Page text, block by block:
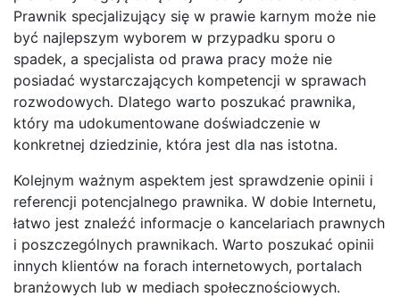
Prawnik specjalizujący się w prawie karnym może nie
być najlepszym wyborem w przypadku sporu o
spadek, a specjalista od prawa pracy może nie
posiadać wystarczających kompetencji w sprawach
rozwodowych. Dlatego warto poszukać prawnika,
który ma udokumentowane doświadczenie w
konkretnej dziedzinie, która jest dla nas istotna.
Kolejnym ważnym aspektem jest sprawdzenie opinii i
referencji potencjalnego prawnika. W dobie Internetu,
łatwo jest znaleźć informacje o kancelariach prawnych
i poszczególnych prawnikach. Warto poszukać opinii
innych klientów na forach internetowych, portalach
branżowych lub w mediach społecznościowych.